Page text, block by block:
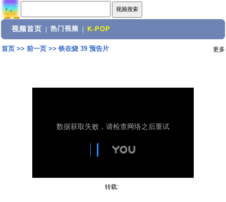
视频首页 热门视频 K-POP
首页>> 前一页>> 铁在烧 39 预告片 更多
转载: